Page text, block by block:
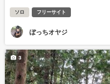
ソロ フリーサイト
ぼっちオヤジ
3